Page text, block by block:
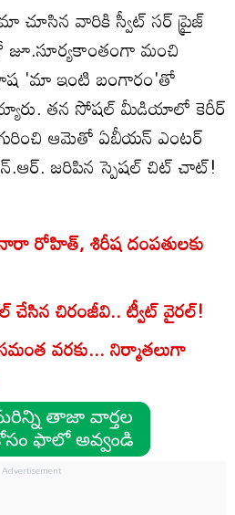
వారికి స్వీట్ సర్ ప్రైజ్
మంచి
'మా ఇంటి బంగారం'తో
తన సోషల్ మీడియాలో కెరీర్‌
గురించి ఆమెతో ఏబీయన్ ఎంటర్
జరిపిన స్పెషల్ చిట్ చాట్!
నారా రోహిత్, శిరీష దంపతులకు
చేసిన చిరంజీవి.. ట్వీట్ వైరల్!
వరకు... నిర్మాతలుగా